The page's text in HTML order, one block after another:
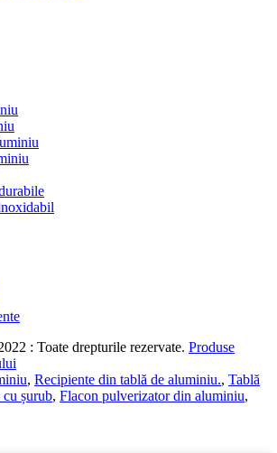
: Toate drepturile rezervate. Produse
, Recipiente din tablă de aluminiu., Tablă
cu șurub, Flacon pulverizator din aluminiu,